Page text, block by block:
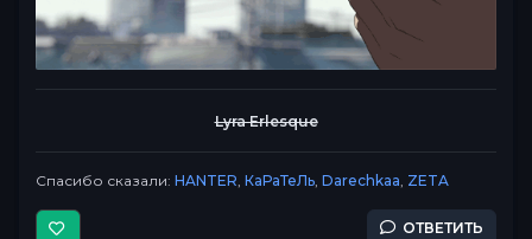
Lyra Erlesque
Спасибо сказали: HANTER, КаРаТеЛь, Darechkaa, ZETA
ОТВЕТИТЬ